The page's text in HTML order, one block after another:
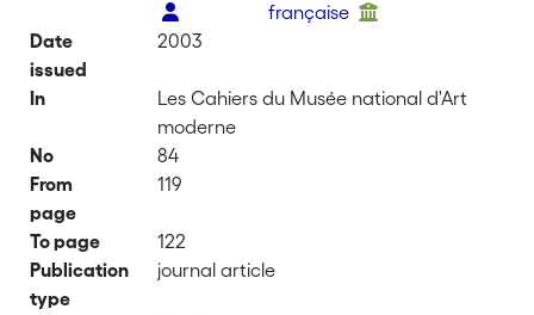
française
Date
issued
2003
In
Les Cahiers du Musée national d'Art
moderne
No
84
From
page
119
To page
122
Publication
type
journal article